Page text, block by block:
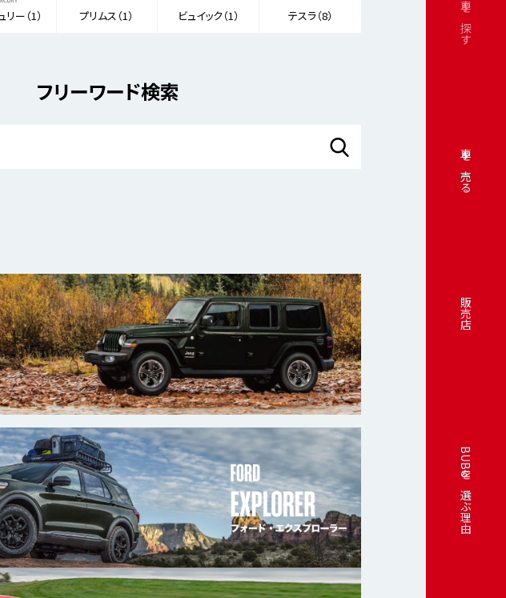
車を売る
販売店
BUBUを選ぶ理由
ー（1） プリムス（1） ビュイック（1） テスラ（8）
フリーワード検索